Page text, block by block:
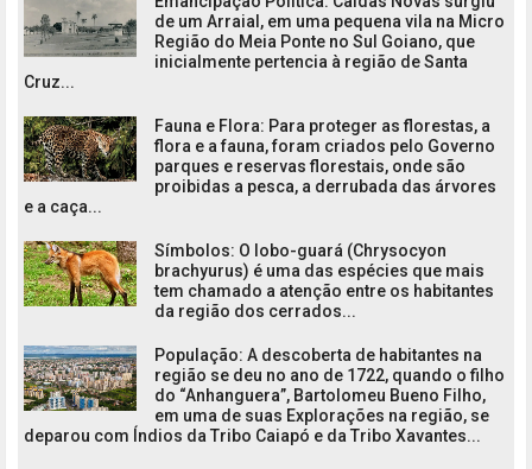
de um Arraial, em uma pequena vila na Micro
Região do Meia Ponte no Sul Goiano, que
inicialmente pertencia à região de Santa
Cruz...
Fauna e Flora: Para proteger as florestas, a
flora e a fauna, foram criados pelo Governo
parques e reservas florestais, onde são
proibidas a pesca, a derrubada das árvores
e a caça...
Símbolos: O lobo-guará (Chrysocyon
brachyurus) é uma das espécies que mais
tem chamado a atenção entre os habitantes
da região dos cerrados...
População: A descoberta de habitantes na
região se deu no ano de 1722, quando o filho
do “Anhanguera”, Bartolomeu Bueno Filho,
em uma de suas Explorações na região, se
deparou com Índios da Tribo Caiapó e da Tribo Xavantes...